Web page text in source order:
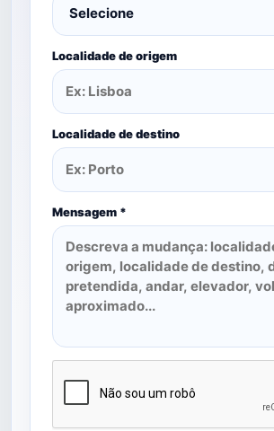
Localidade de origem
Localidade de destino
Mensagem *